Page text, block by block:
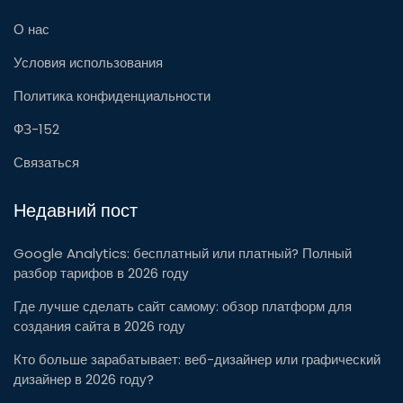
О нас
Условия использования
Политика конфиденциальности
ФЗ-152
Связаться
Недавний пост
Google Analytics: бесплатный или платный? Полный
разбор тарифов в 2026 году
Где лучше сделать сайт самому: обзор платформ для
создания сайта в 2026 году
Кто больше зарабатывает: веб-дизайнер или графический
дизайнер в 2026 году?